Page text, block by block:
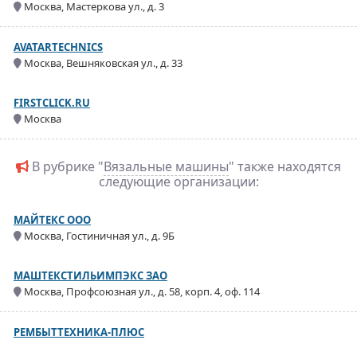
Москва, Мастеркова ул., д. 3
AVATARTECHNICS
Москва, Вешняковская ул., д. 33
FIRSTCLICK.RU
Москва
В рубрике "Вязальные машины" также находятся
следующие организации:
МАЙТЕКС ООО
Москва, Гостиничная ул., д. 9Б
МАШТЕКСТИЛЬИМПЭКС ЗАО
Москва, Профсоюзная ул., д. 58, корп. 4, оф. 114
РЕМБЫТТЕХНИКА-ПЛЮС